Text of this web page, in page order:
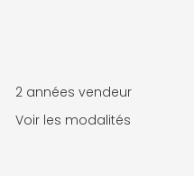
2 années vendeur
Voir les modalités